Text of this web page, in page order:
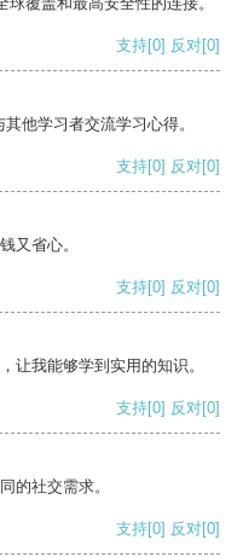
支持[0] 反对[0]
他学习者交流学习心得。
支持[0] 反对[0]
又省心。
支持[0] 反对[0]
让我能够学到实用的知识。
支持[0] 反对[0]
的社交需求。
支持[0] 反对[0]